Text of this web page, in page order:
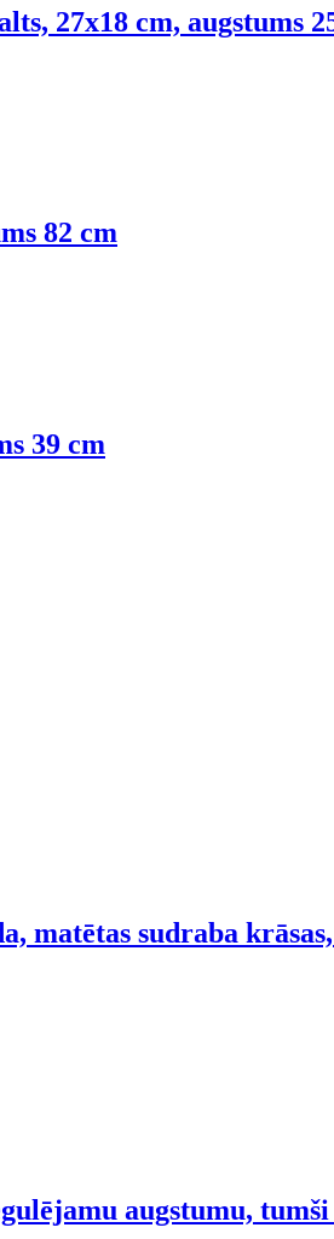
27x18 cm, augstums
82 cm
39 cm
matētas sudraba
augstumu, tumši